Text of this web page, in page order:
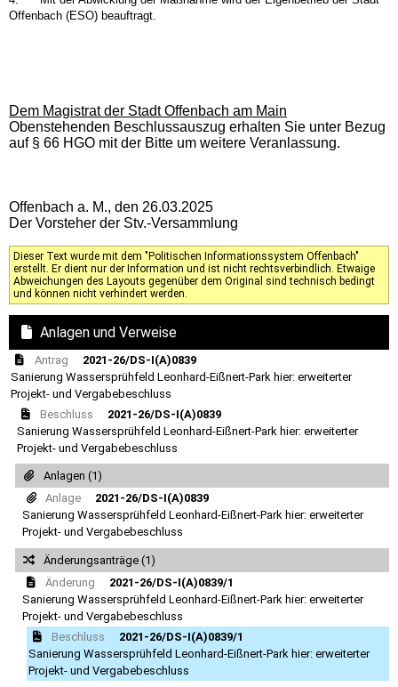
Offenbach (ESO) beauftragt.
Dem Magistrat der Stadt Offenbach am Main
Obenstehenden Beschlussauszug erhalten Sie unter Bezug
auf § 66 HGO mit der Bitte um weitere Veranlassung.
Offenbach a. M., den 26.03.2025
Der Vorsteher der Stv.-Versammlung
Dieser Text wurde mit dem "Politischen Informationssystem Offenbach"
erstellt. Er dient nur der Information und ist nicht rechtsverbindlich. Etwaige
Abweichungen des Layouts gegenüber dem Original sind technisch bedingt
und können nicht verhindert werden.
Anlagen und Verweise
Antrag
2021-26/DS-I(A)0839
Sanierung Wassersprühfeld Leonhard-Eißnert-Park hier: erweiterter
Projekt- und Vergabebeschluss
Beschluss
2021-26/DS-I(A)0839
Sanierung Wassersprühfeld Leonhard-Eißnert-Park hier: erweiterter
Projekt- und Vergabebeschluss
Anlagen (1)
Anlage
2021-26/DS-I(A)0839
Sanierung Wassersprühfeld Leonhard-Eißnert-Park hier: erweiterter
Projekt- und Vergabebeschluss
Änderungsanträge (1)
Änderung
2021-26/DS-I(A)0839/1
Sanierung Wassersprühfeld Leonhard-Eißnert-Park hier: erweiterter
Projekt- und Vergabebeschluss
Beschluss
2021-26/DS-I(A)0839/1
Sanierung Wassersprühfeld Leonhard-Eißnert-Park hier: erweiterter
Projekt- und Vergabebeschluss